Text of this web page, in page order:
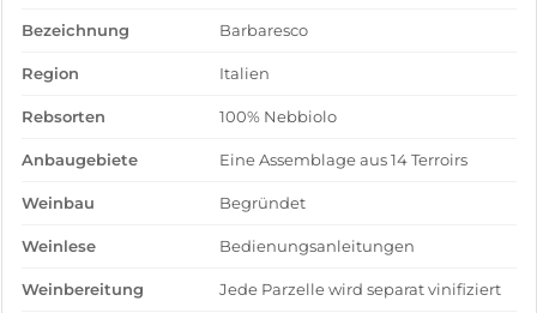
Bezeichnung Barbaresco
Region Italien
Rebsorten 100% Nebbiolo
Anbaugebiete Eine Assemblage aus 14 Terroirs
Weinbau Begründet
Weinlese Bedienungsanleitungen
Weinbereitung Jede Parzelle wird separat vinifiziert